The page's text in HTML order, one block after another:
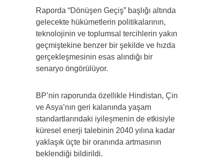
Raporda “Dönüşen Geçiş” başlığı altında
gelecekte hükümetlerin politikalarının,
teknolojinin ve toplumsal tercihlerin yakın
geçmiştekine benzer bir şekilde ve hızda
gerçekleşmesinin esas alındığı bir
senaryo öngörülüyor.
BP’nin raporunda özellikle Hindistan, Çin
ve Asya’nın geri kalanında yaşam
standartlarındaki iyileşmenin de etkisiyle
küresel enerji talebinin 2040 yılına kadar
yaklaşık üçte bir oranında artmasının
beklendiği bildirildi.